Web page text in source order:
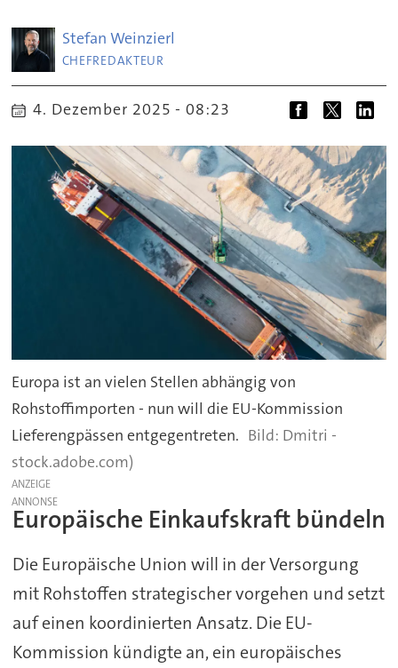
Stefan Weinzierl
CHEFREDAKTEUR
4. Dezember 2025 - 08:23
Europa ist an vielen Stellen abhängig von
Rohstoffimporten - nun will die EU-Kommission
Lieferengpässen entgegentreten.
Dmitri -
stock.adobe.com)
ANZEIGE
Europäische Einkaufskraft bündeln
Die Europäische Union will in der Versorgung
mit Rohstoffen strategischer vorgehen und setzt
auf einen koordinierten Ansatz. Die EU-
Kommission kündigte an, ein europäisches